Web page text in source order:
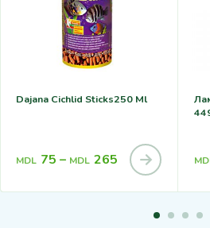
Dajana Cichlid Sticks250 Ml
MDL 75 – MDL 265